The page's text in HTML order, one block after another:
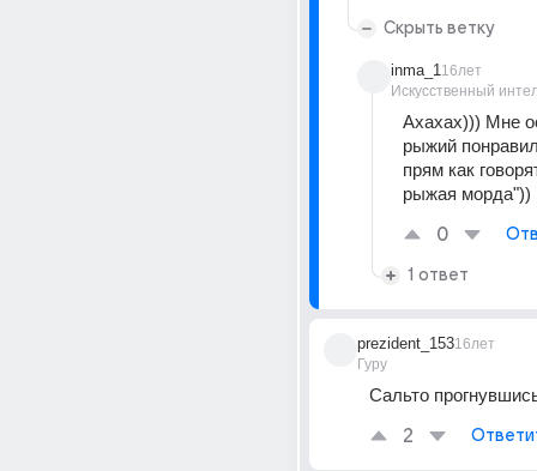
Скрыть ветку
inma_1
Искусственный
16лет
Ахахах))) Мне
рыжий
прям как
рыжая морда"))
0
1 ответ
prezident_153
Гуру
16лет
Сальто
2